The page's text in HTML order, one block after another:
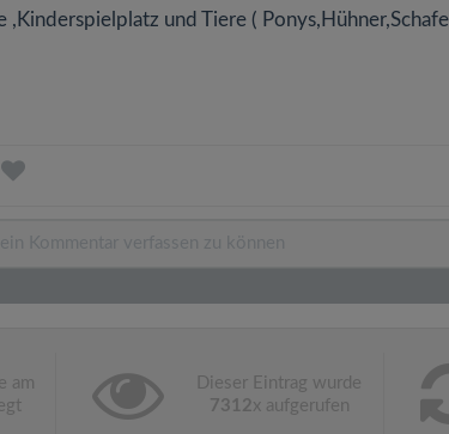
,Kinderspielplatz und Tiere (
am
Dieser Eintrag wurde
7312x aufgerufen